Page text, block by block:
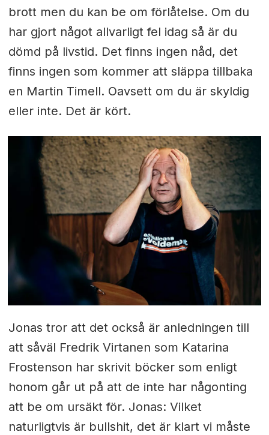
brott men du kan be om förlåtelse. Om du
har gjort något allvarligt fel idag så är du
dömd på livstid. Det finns ingen nåd, det
finns ingen som kommer att släppa tillbaka
en Martin Timell. Oavsett om du är skyldig
eller inte. Det är kört.
Jonas tror att det också är anledningen till
att såväl Fredrik Virtanen som Katarina
Frostenson har skrivit böcker som enligt
honom går ut på att de inte har någonting
att be om ursäkt för. Jonas: Vilket
naturligtvis är bullshit, det är klart vi måste